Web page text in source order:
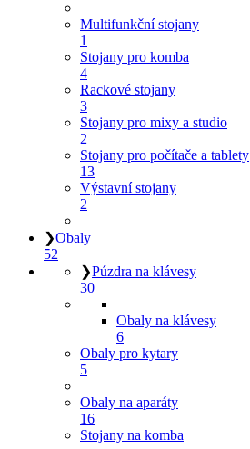
Multifunkční stojany
1
Stojany pro komba
4
Rackové stojany
3
Stojany pro mixy a studio
2
Stojany pro počítače a tablety
13
Výstavní stojany
2
❯Obaly
52
❯Púzdra na klávesy
30
Obaly na klávesy
6
Obaly pro kytary
5
Obaly na aparáty
16
Stojany na komba